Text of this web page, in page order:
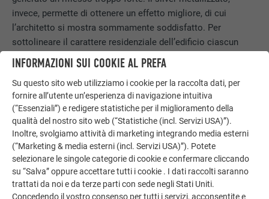
invece, permette di ottenere un effetto migliore, di cui
l’architetto si mostra sommamente soddisfatto. Per
sottolineare il carattere residenziale dell’edificio ciascun
palazzo dispone di un padiglione in vetro come «gesto di
accoglienza».
INFORMAZIONI SUI COOKIE AL PREFA
Su questo sito web utilizziamo i cookie per la raccolta dati, per
fornire all’utente un’esperienza di navigazione intuitiva
(“Essenziali”) e redigere statistiche per il miglioramento della
qualità del nostro sito web (“Statistiche (incl. Servizi USA)”).
Inoltre, svolgiamo attività di marketing integrando media esterni
(“Marketing & media esterni (incl. Servizi USA)”). Potete
selezionare le singole categorie di cookie e confermare cliccando
su “Salva” oppure accettare tutti i cookie . I dati raccolti saranno
trattati da noi e da terze parti con sede negli Stati Uniti.
Concedendo il vostro consenso per tutti i servizi, acconsentite e